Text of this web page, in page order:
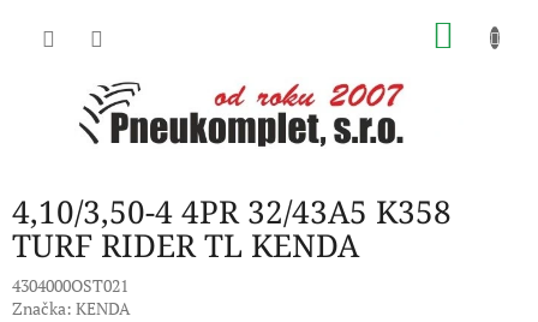
4,10/3,50-4 4PR 32/43A5 K358
TURF RIDER TL KENDA
4304000OST021
Značka: KENDA